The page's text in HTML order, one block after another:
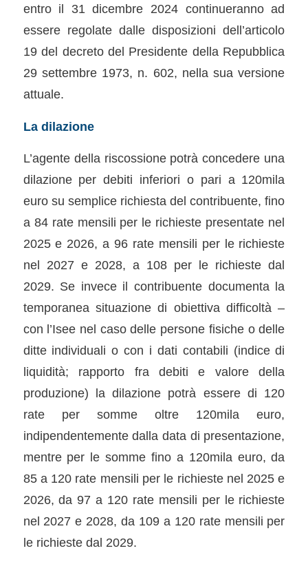
entro il 31 dicembre 2024 continueranno ad
essere regolate dalle disposizioni dell’articolo
19 del decreto del Presidente della Repubblica
29 settembre 1973, n. 602, nella sua versione
attuale.
La dilazione
L’agente della riscossione potrà concedere una
dilazione per debiti inferiori o pari a 120mila
euro su semplice richiesta del contribuente, fino
a 84 rate mensili per le richieste presentate nel
2025 e 2026, a 96 rate mensili per le richieste
nel 2027 e 2028, a 108 per le richieste dal
2029. Se invece il contribuente documenta la
temporanea situazione di obiettiva difficoltà –
con l’Isee nel caso delle persone fisiche o delle
ditte individuali o con i dati contabili (indice di
liquidità; rapporto fra debiti e valore della
produzione) la dilazione potrà essere di 120
rate per somme oltre 120mila euro,
indipendentemente dalla data di presentazione,
mentre per le somme fino a 120mila euro, da
85 a 120 rate mensili per le richieste nel 2025 e
2026, da 97 a 120 rate mensili per le richieste
nel 2027 e 2028, da 109 a 120 rate mensili per
le richieste dal 2029.